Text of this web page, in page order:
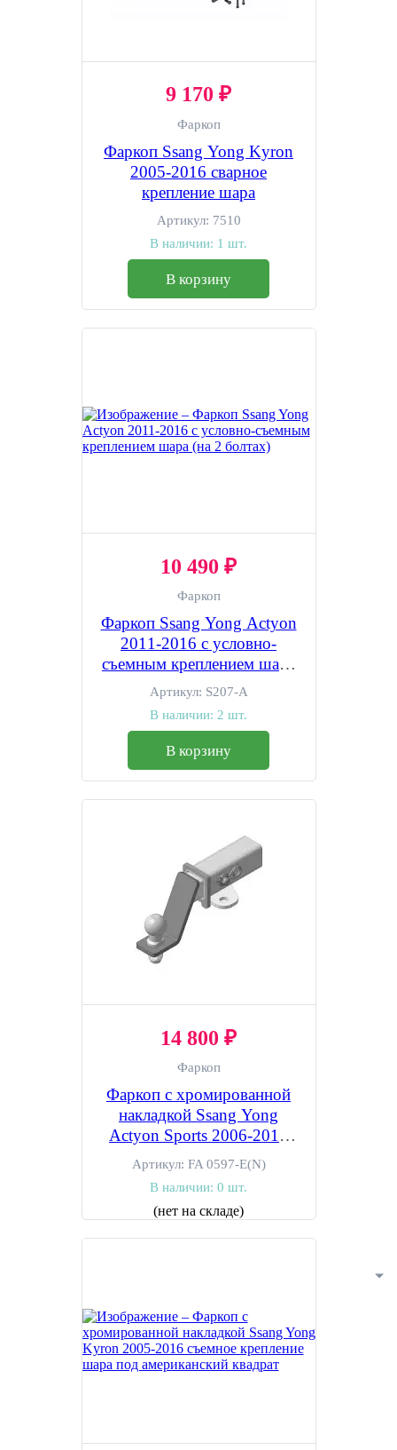
9 170 ₽
Фаркоп
Фаркоп Ssang Yong Kyron
2005-2016 сварное
крепление шара
Артикул: 7510
В наличии: 1 шт.
В корзину
10 490 ₽
Фаркоп
Фаркоп Ssang Yong Actyon
2011-2016 с условно-
съемным креплением шара
(на 2 болтах)
Артикул: S207-A
В наличии: 2 шт.
В корзину
14 800 ₽
Фаркоп
Фаркоп с хромированной
накладкой Ssang Yong
Actyon Sports 2006-2011
съемное крепление шара под
американский квадрат
Артикул: FA 0597-E(N)
В наличии: 0 шт.
(нет на складе)